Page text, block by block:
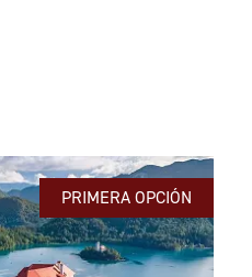
PRIMERA OPCIÓN